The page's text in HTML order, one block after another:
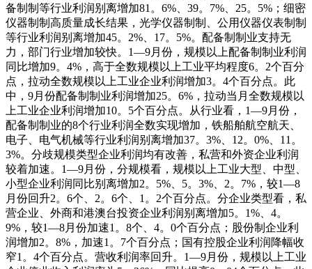
备制制等行业利润别离增加81。6%、39。7%、25。5%；细密
仪器制制高质量成长结果，光学仪器制制、公用仪器仪表制制
等行业利润别离增加45。2%、17。5%。配备制制业支持无
力，部门行业增加较快。1—9月份，规模以上配备制制业利润
同比增加9。4%，高于全数规模以上工业平均程度6。2个百分
点，拉动全数规模以上工业企业利润增加3。4个百分点。此
中，9月份配备制制业利润增加25。6%，拉动当月全数规模以
上工业企业利润增加10。5个百分点。从行业看，1—9月份，
配备制制业的8个行业利润全数实现增加，铁船舶航空航天、
电子、电气机械等行业利润别离增加37。3%、12。0%、11。
3%。分歧规模类型企业利润均有改善，私营和外资企业利润
较着加速。1—9月份，分规模看，规模以上工业大型、中型、
小型企业利润同比别离增加2。5%、5。3%、2。7%，较1—8
月份回升2。6个、2。6个、1。2个百分点。分企业类型看，私
营企业、外商和港澳台投资企业利润别离增加5。1%、4。
9%，较1—8月份加速1。8个、4。0个百分点；股份制企业利
润增加2。8%，加速1。7个百分点；国有控股企业利润降幅收
窄1。4个百分点。营收利润率回升。1—9月份，规模以上工业